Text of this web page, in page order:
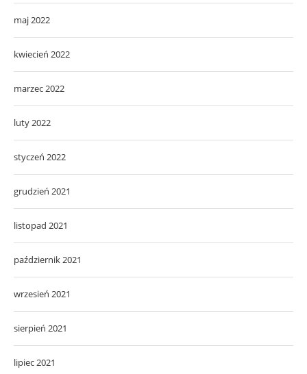
maj 2022
kwiecień 2022
marzec 2022
luty 2022
styczeń 2022
grudzień 2021
listopad 2021
październik 2021
wrzesień 2021
sierpień 2021
lipiec 2021